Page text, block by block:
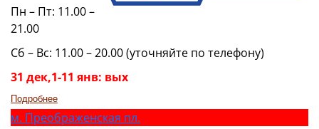
Пн – Пт: 11.00 –
21.00
Сб – Вс: 11.00 – 20.00 (уточняйте по телефону)
31 дек,1-11 янв: вых
Подробнее
м. Преображенская пл.